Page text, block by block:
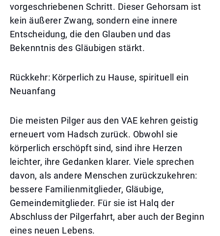
vorgeschriebenen Schritt. Dieser Gehorsam ist
kein äußerer Zwang, sondern eine innere
Entscheidung, die den Glauben und das
Bekenntnis des Gläubigen stärkt.
Rückkehr: Körperlich zu Hause, spirituell ein
Neuanfang
Die meisten Pilger aus den VAE kehren geistig
erneuert vom Hadsch zurück. Obwohl sie
körperlich erschöpft sind, sind ihre Herzen
leichter, ihre Gedanken klarer. Viele sprechen
davon, als andere Menschen zurückzukehren:
bessere Familienmitglieder, Gläubige,
Gemeindemitglieder. Für sie ist Halq der
Abschluss der Pilgerfahrt, aber auch der Beginn
eines neuen Lebens.